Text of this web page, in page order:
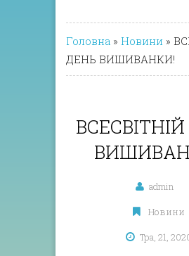
Головна » Новини »
ДЕНЬ ВИШИВАНКИ!
admin
Новини
Тра, 21,